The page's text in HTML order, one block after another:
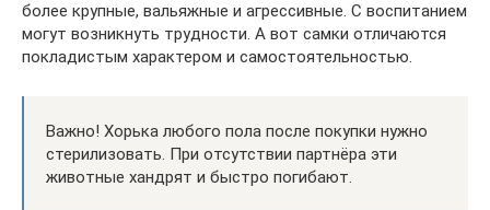
более крупные, вальяжные и агрессивные. С воспитанием
могут возникнуть трудности. А вот самки отличаются
покладистым характером и самостоятельностью.
Важно! Хорька любого пола после покупки нужно
стерилизовать. При отсутствии партнёра эти
животные хандрят и быстро погибают.